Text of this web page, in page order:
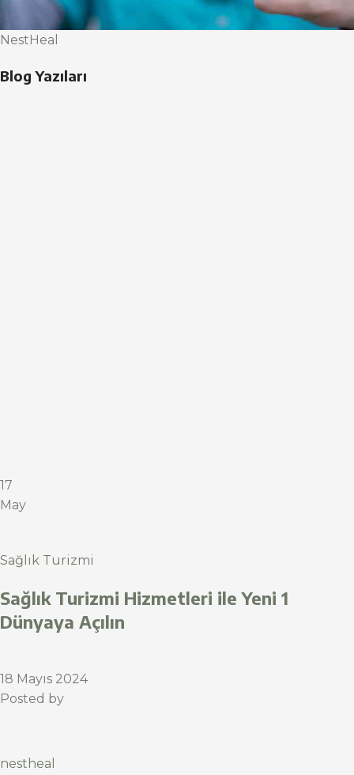
NestHeal
Blog Yazıları
17
May
Sağlık Turizmi
Sağlık Turizmi Hizmetleri ile Yeni 1
Dünyaya Açılın
18 Mayıs 2024
Posted by
nestheal